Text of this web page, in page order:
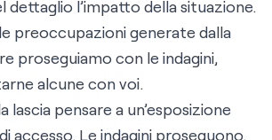
dettaglio l’impatto della situazione.
preoccupazioni generate dalla
proseguiamo con le indagini,
alcune con voi.
pensare a un’esposizione
accesso. Le indagini proseguono.